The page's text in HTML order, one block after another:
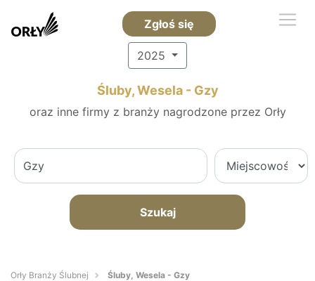
Zgłoś się
2025
Śluby, Wesela - Gzy
oraz inne firmy z branży nagrodzone przez Orły
Szukaj
Orły Branży Ślubnej Śluby, Wesela - Gzy